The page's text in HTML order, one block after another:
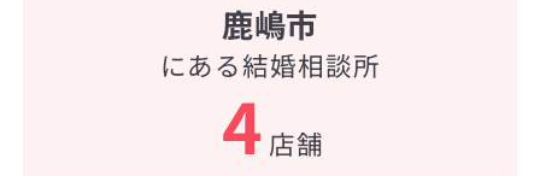
鹿嶋市
にある結婚相談所
4 店舗